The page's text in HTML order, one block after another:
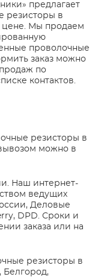
предлагает
резисторы в
цене. Мы продаем
проволочные
заказ можно
по
контактов.
резисторы в
можно в
Наш интернет-
ведущих
Деловые
DPD. Сроки и
заказа или на
резисторы в
Белгород,